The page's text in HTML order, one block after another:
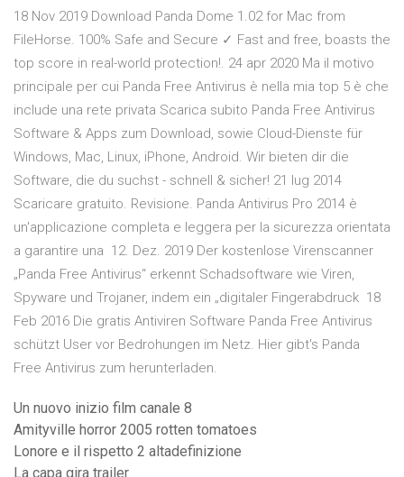
18 Nov 2019 Download Panda Dome 1.02 for Mac from
FileHorse. 100% Safe and Secure ✓ Fast and free, boasts the
top score in real-world protection!. 24 apr 2020 Ma il motivo
principale per cui Panda Free Antivirus è nella mia top 5 è che
include una rete privata Scarica subito Panda Free Antivirus
Software & Apps zum Download, sowie Cloud-Dienste für
Windows, Mac, Linux, iPhone, Android. Wir bieten dir die
Software, die du suchst - schnell & sicher! 21 lug 2014
Scaricare gratuito. Revisione. Panda Antivirus Pro 2014 è
un'applicazione completa e leggera per la sicurezza orientata
a garantire una 12. Dez. 2019 Der kostenlose Virenscanner
„Panda Free Antivirus“ erkennt Schadsoftware wie Viren,
Spyware und Trojaner, indem ein „digitaler Fingerabdruck 18
Feb 2016 Die gratis Antiviren Software Panda Free Antivirus
schützt User vor Bedrohungen im Netz. Hier gibt's Panda
Free Antivirus zum herunterladen.
Un nuovo inizio film canale 8
Amityville horror 2005 rotten tomatoes
Lonore e il rispetto 2 altadefinizione
La capa gira trailer